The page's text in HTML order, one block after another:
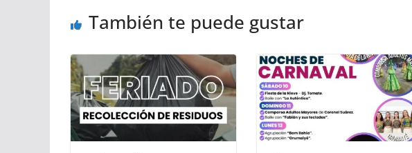
También te puede gustar